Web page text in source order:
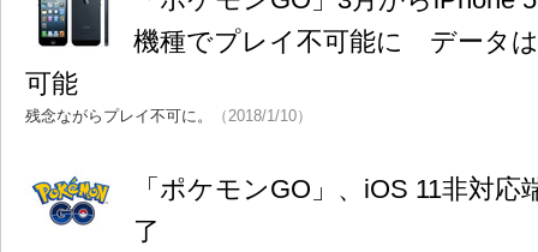
機種でプレイ不可能に データ
可能
残念ながらプレイ不可に。 （2018/1/10）
「ポケモンGO」、iOS 11非対
了